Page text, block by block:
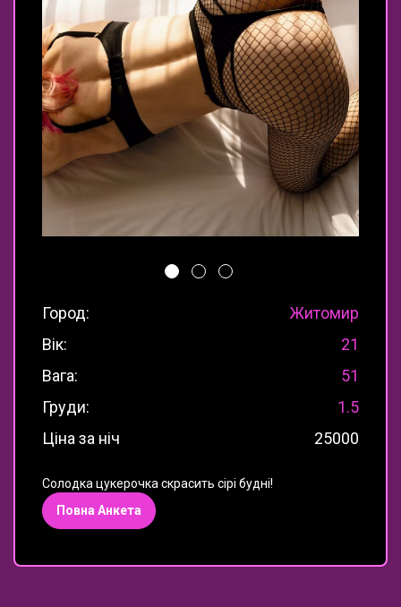
Город:
Житомир
Вік:
21
Вага:
51
Груди:
1.5
Ціна за ніч
25000
Солодка цукерочка скрасить сірі будні!
Повна Анкета